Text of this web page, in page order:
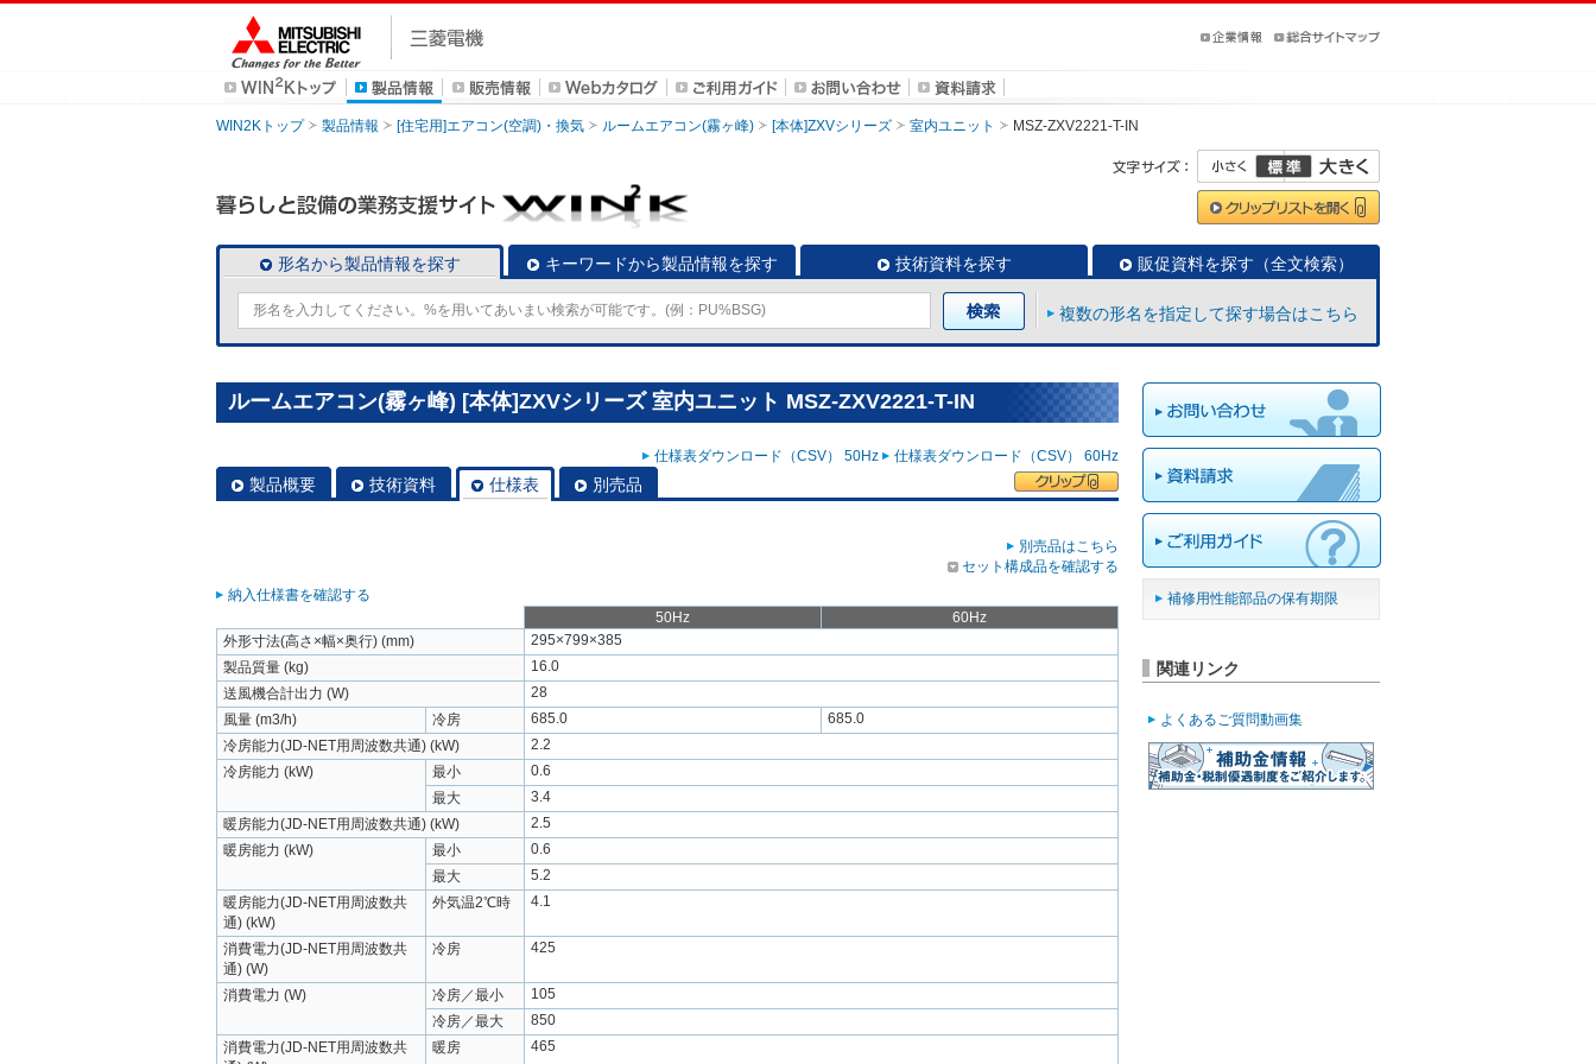
WIN2Kトップ 製品情報 [住宅用]エアコン(空調)・換気 ルームエアコン(霧ヶ峰) [本体]ZXVシリーズ 室内ユニット MSZ-ZXV2221-T-IN
形名から製品情報を探す キーワードから製品情報を探す 技術資料を探す 販促資料を探す（全文検索）
複数の形名を指定して探す場合はこちら
ルームエアコン(霧ヶ峰) [本体]ZXVシリーズ 室内ユニット MSZ-ZXV2221-T-IN
仕様表ダウンロード（CSV） 50Hz 仕様表ダウンロード（CSV） 60Hz
製品概要 技術資料 仕様表 別売品
別売品はこちら
セット構成品を確認する
納入仕様書を確認する
50Hz
60Hz
外形寸法(高さ×幅×奥行) (mm)
295×799×385
製品質量 (kg)
16.0
送風機合計出力 (W)
28
風量 (m3/h)
冷房 685.0
685.0
冷房能力(JD-NET用周波数共通) (kW)
2.2
冷房能力 (kW)
最小
0.6
最大
3.4
暖房能力(JD-NET用周波数共通) (kW)
2.5
暖房能力 (kW)
最小
0.6
最大
5.2
暖房能力(JD-NET用周波数共
通) (kW)
外気温2℃時 4.1
消費電力(JD-NET用周波数共
通) (W)
冷房 425
消費電力 (W) 冷房／最小
105
冷房／最大
850
消費電力(JD-NET用周波数共
暖房 465
補修用性能部品の保有期限
関連リンク
よくあるご質問動画集